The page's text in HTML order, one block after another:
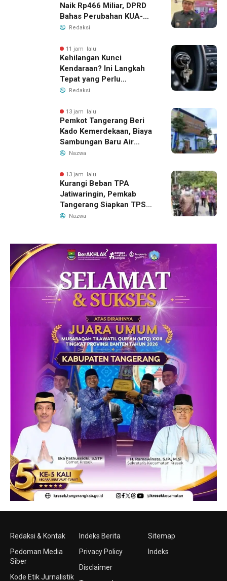
Naik Rp466 Miliar, DPRD
Bahas Perubahan KUA-
PPAS 2026
Redaksi
11 jam lalu
Kehilangan Kunci
Kendaraan? Ini Langkah
Tepat yang Perlu
Dilakukan
Redaksi
13 jam lalu
Pemkot Tangerang Beri
Kado Kemerdekaan, Biaya
Sambungan Baru Air
Bersih Dipangkas Jadi
Nazwa
13 jam lalu
Kurangi Beban TPA
Jatiwaringin, Pemkab
Tangerang Siapkan TPS3R
Baru di Tigaraksa
Nazwa
Redaksi & Kontak
Pedoman Media
Siber
Kode Etik Jurnalistik
Indeks Berita
Privacy Policy
Disclaimer
Sitemap
Indeks